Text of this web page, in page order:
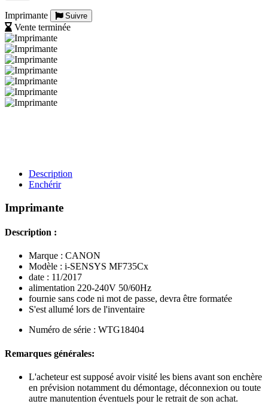
Imprimante
Suivre
Vente terminée
Description
Enchérir
Imprimante
Description :
Marque : CANON
Modèle : i-SENSYS MF735Cx
date : 11/2017
alimentation 220-240V 50/60Hz
fournie sans code ni mot de passe, devra être formatée
S'est allumé lors de l'inventaire
Numéro de série : WTG18404
Remarques générales:
L'acheteur est supposé avoir visité les biens avant son enchère
en prévision notamment du démontage, déconnexion ou toute
autre manutention éventuels pour le retrait de son achat.